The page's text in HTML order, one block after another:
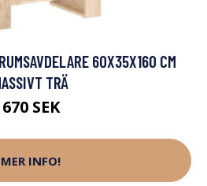
60X35X160 CM
TRÄ
670 SEK
MER INFO!